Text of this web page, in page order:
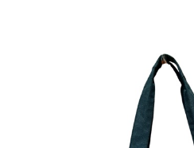
شانه برس کودک
پواربینی
مسواک و خمیر دندان کودک